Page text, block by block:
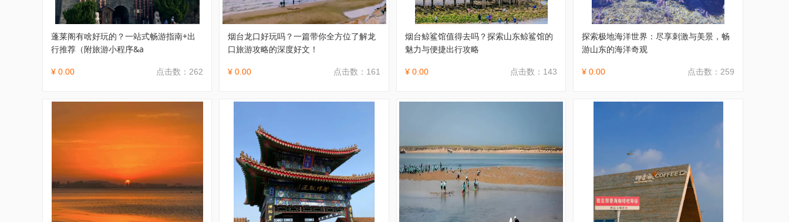
蓬莱阁有啥好玩的？一站式畅游指南+出
行推荐（附旅游小程序&a
点击数：262
¥ 0.00
烟台龙口好玩吗？一篇带你全方位了解龙
口旅游攻略的深度好文！
点击数：161
¥ 0.00
烟台鲸鲨馆值得去吗？探索山东鲸鲨馆的
魅力与便捷出行攻略
点击数：143
¥ 0.00
探索极地海洋世界：尽享刺激与美景，畅
游山东的海洋奇观
点击数：259
¥ 0.00